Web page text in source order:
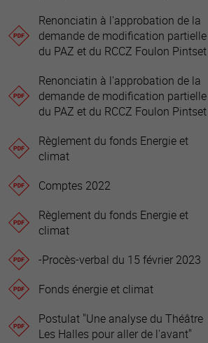
Renonciatin à l'approbation de la
demande de modification partielle
du PAZ et du RCCZ Foulon Pintset
Renonciatin à l'approbation de la
demande de modification partielle
du PAZ et du RCCZ Foulon Pintset
Règlement du fonds Energie et
climat
Comptes 2022
Règlement du fonds Energie et
climat
-Procès-verbal du 15 février 2023
Fonds énergie et climat
Postulat "Une analyse du Théâtre
Les Halles pour aller de l'avant"